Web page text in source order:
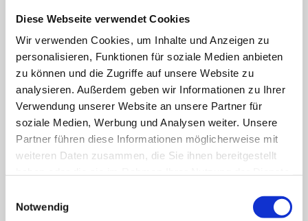
Diese Webseite verwendet Cookies
Wir verwenden Cookies, um Inhalte und Anzeigen zu
personalisieren, Funktionen für soziale Medien anbieten
zu können und die Zugriffe auf unsere Website zu
analysieren. Außerdem geben wir Informationen zu Ihrer
Verwendung unserer Website an unsere Partner für
soziale Medien, Werbung und Analysen weiter. Unsere
Partner führen diese Informationen möglicherweise mit
weiteren Daten zusammen, die Sie ihnen bereitgestellt
Notwendig
Diese Website benutzt zu Statistikzwecken die
Software Google Analytics, einen Webanalysedienst
der Google Inc. („Google“). Google Analytics
verwendet sog. „Cookies“, Textdateien, die auf Ihrem
Computer gespeichert werden und die eine Analyse
der Benutzung der Website durch Sie ermöglichen. Die
durch den Cookie erzeugten Informationen über Ihre
Benutzung dieser Website werden in der Regel an
einen Server von Google in den USA übertragen und
dort gespeichert. Im Falle der Aktivierung der IP-
Anonymisierung auf dieser Webseite, wird Ihre IP-